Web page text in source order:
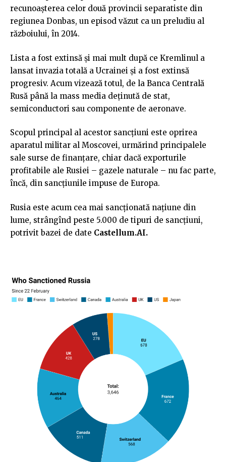
recunoașterea celor două provincii separatiste din
regiunea Donbas, un episod văzut ca un preludiu al
războiului, în 2014.
Lista a fost extinsă și mai mult după ce Kremlinul a
lansat invazia totală a Ucrainei și a fost extinsă
progresiv. Acum vizează totul, de la Banca Centrală
Rusă până la mass media deținută de stat,
semiconductori sau componente de aeronave.
Scopul principal al acestor sancțiuni este oprirea
aparatul militar al Moscovei, urmărind principalele
sale surse de finanțare, chiar dacă exporturile
profitabile ale Rusiei – gazele naturale – nu fac parte,
încă, din sancțiunile impuse de Europa.
Rusia este acum cea mai sancționată națiune din
lume, strângînd peste 5.000 de tipuri de sancțiuni,
potrivit bazei de date Castellum.AI.